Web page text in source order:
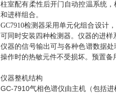
柱室配有柔性后开门自动控温系统
和进样组合。
GC7910检测器采用单元化组合设计
可同时安装四种检测器。 仪器的进样
仪器的信号输出可与各种色谱数据
操作时的热敏元件不受损坏。预置备
仪器整机结构
GC-7910气相色谱仪由主机 （包括进